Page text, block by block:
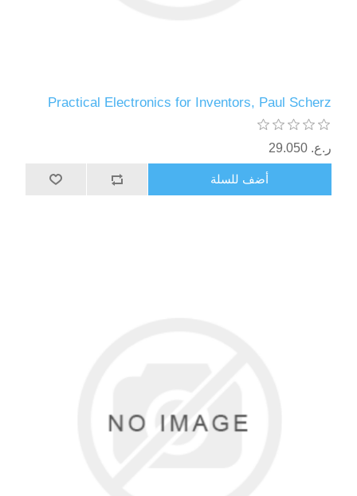
Practical Electronics for Inventors, Paul Scherz
ر.ع.‏‏ 29.050
أضف للسلة